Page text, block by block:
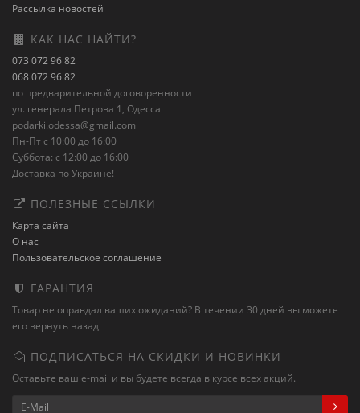
Рассылка новостей
КАК НАС НАЙТИ?
073 072 96 82
068 072 96 82
по предварительной договоренности
ул. генерала Петрова 1, Одесса
podarki.odessa@gmail.com
Пн-Пт с 10:00 до 16:00
Суббота: с 12:00 до 16:00
Доставка по Украине!
ПОЛЕЗНЫЕ ССЫЛКИ
Карта сайта
О нас
Пользовательское соглашение
ГАРАНТИЯ
Товар не оправдал ваших ожиданий? В течении 30 дней вы можете
его вернуть назад
ПОДПИСАТЬСЯ НА СКИДКИ И НОВИНКИ
Оставьте ваш e-mail и вы будете всегда в курсе всех акций.